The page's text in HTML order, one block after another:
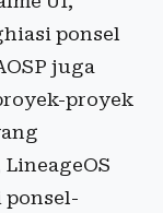
ponsel
juga
proyek
ponsel-